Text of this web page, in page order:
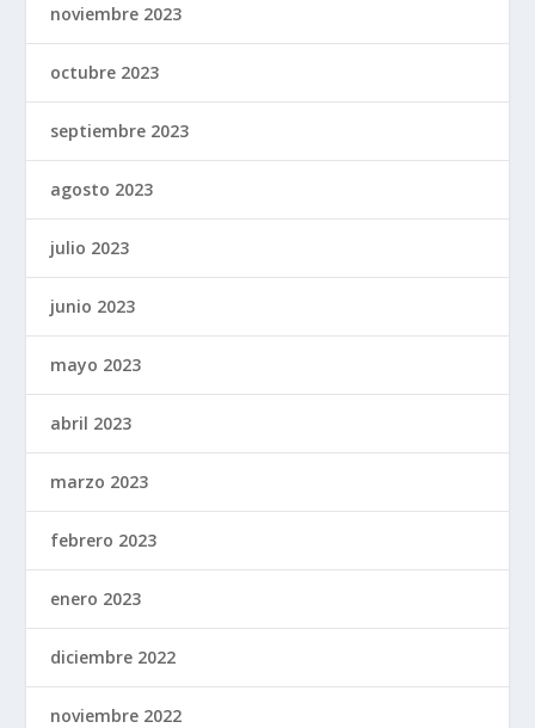
noviembre 2023
octubre 2023
septiembre 2023
agosto 2023
julio 2023
junio 2023
mayo 2023
abril 2023
marzo 2023
febrero 2023
enero 2023
diciembre 2022
noviembre 2022